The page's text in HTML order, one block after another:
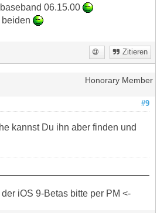
06.15.00
beiden
Zitieren
Honorary Member
#9
kannst Du ihn aber finden und
iOS 9-Betas bitte per PM <-